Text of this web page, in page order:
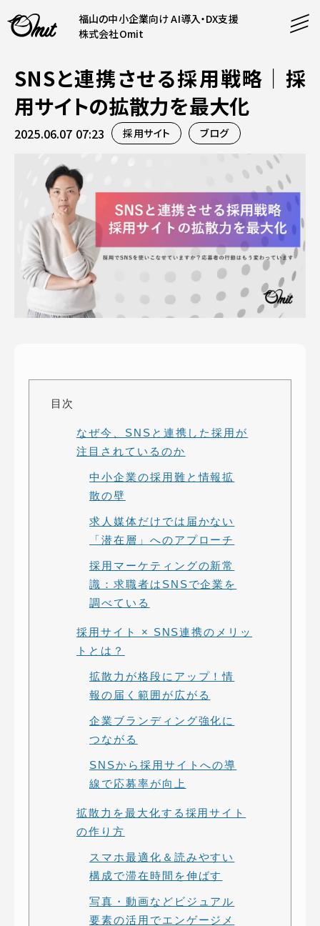
福山の中小企業向け AI導入・DX支援
株式会社Omit
SERVICE
事業内容
AI導入支援
システム開発
ホームページ制作
CONTENT
コンテンツ
課題解決
制作実績
料金表
COMPANY
企業案内
会社概要
採用情報
お知らせ
PRODUCTS
運営サービス
オミラボWEBでお問い合わせ
電話でお問い合わせ
SNSと連携させる採用戦略｜採
用サイトの拡散力を最大化
2025.06.07 07:23 採用サイト ブログ
目次
なぜ今、SNSと連携した採用が
注目されているのか
中小企業の採用難と情報拡
散の壁
求人媒体だけでは届かない
「潜在層」へのアプローチ
採用マーケティングの新常
識：求職者はSNSで企業を
調べている
採用サイト × SNS連携のメリッ
トとは？
拡散力が格段にアップ！情
報の届く範囲が広がる
企業ブランディング強化に
つながる
SNSから採用サイトへの導
線で応募率が向上
拡散力を最大化する採用サイト
の作り方
スマホ最適化＆読みやすい
構成で滞在時間を伸ばす
写真・動画などビジュアル
要素の活用でエンゲージメ